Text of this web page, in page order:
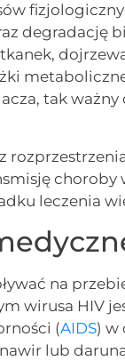
degradację
tak
choroby
leczenia
na
wirusa HIV
(AIDS) w
lub